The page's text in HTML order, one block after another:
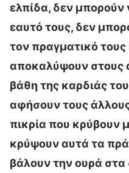
ελπίδα, δεν
εαυτό τους, δεν
τον πραγματικό
αποκαλύψουν στους
βάθη της καρδιάς
αφήσουν τους
πικρία που κρύβουν
κρύψουν αυτά τα
βάλουν την ουρά στα